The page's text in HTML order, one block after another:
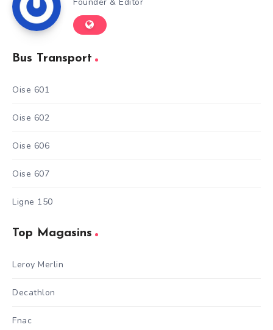
Bus Transport
Oise 601
Oise 602
Oise 606
Oise 607
Ligne 150
Top Magasins
Leroy Merlin
Decathlon
Fnac